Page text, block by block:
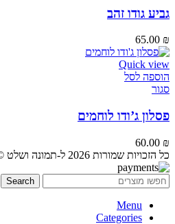
גביע גודו זהב
65.00 ₪
Quick view
הוספה לסל
סגור
פסלון ג’ודו לוחמים
60.00 ₪
כל הזכויות שמורות 2026 ל-תמונה ושלט ©
Search
Menu
Categories